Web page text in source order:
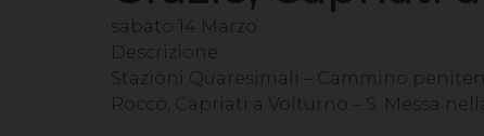
sabato 14 Marzo
Descrizione:
Stazioni Quaresimali – Cammino
Rocco, Capriati a Volturno – S. Messa